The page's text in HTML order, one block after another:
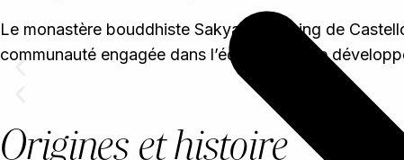
Le monastère bouddhiste Sakya Tashi Ling de
communauté engagée dans l’éducation et le
Origines et histoire